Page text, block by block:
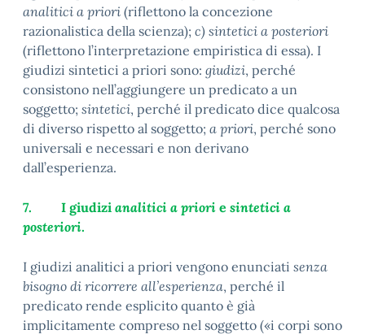
analitici a priori (riflettono la concezione
razionalistica della scienza); c) sintetici a posteriori
(riflettono l’interpretazione empiristica di essa). I
giudizi sintetici a priori sono: giudizi, perché
consistono nell’aggiungere un predicato a un
soggetto; sintetici, perché il predicato dice qualcosa
di diverso rispetto al soggetto; a priori, perché sono
universali e necessari e non derivano
dall’esperienza.
7. I giudizi analitici a priori e sintetici a
posteriori.
I giudizi analitici a priori vengono enunciati senza
bisogno di ricorrere all’esperienza, perché il
predicato rende esplicito quanto è già
implicitamente compreso nel soggetto («i corpi sono